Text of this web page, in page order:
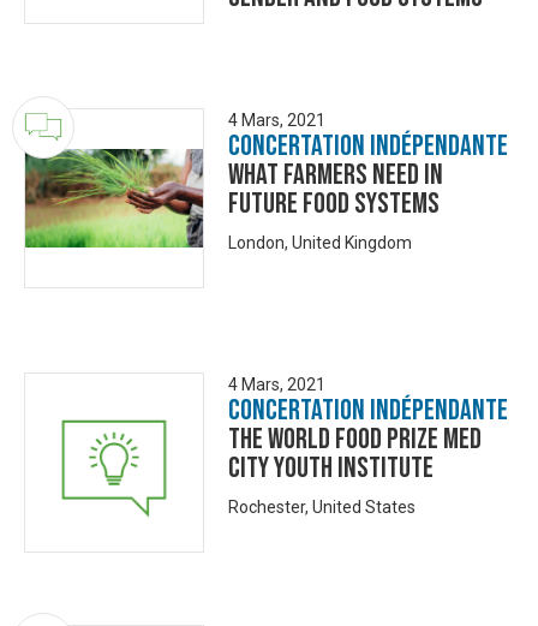
4 Mars, 2021
Concertation Indépendante
What Farmers Need in
Future Food Systems
London, United Kingdom
4 Mars, 2021
Concertation Indépendante
The World Food Prize Med
City Youth Institute
Rochester, United States